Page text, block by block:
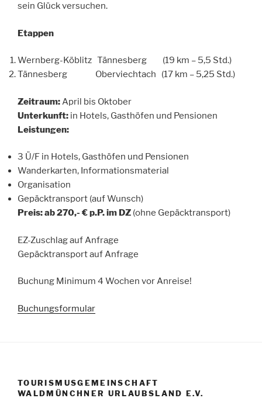
sein Glück versuchen.
Etappen
Wernberg-Köblitz Tännesberg (19 km – 5,5 Std.)
Tännesberg Oberviechtach (17 km – 5,25 Std.)
Zeitraum:April bis Oktober
Unterkunft: in Hotels, Gasthöfen und Pensionen
Leistungen:
3 Ü/F in Hotels, Gasthöfen und Pensionen
Wanderkarten, Informationsmaterial
Organisation
Gepäcktransport (auf Wunsch)
Preis:ab 270,- € p.P.im DZ (ohne Gepäcktransport)
EZ-Zuschlag auf Anfrage
Gepäcktransport auf Anfrage
Buchung Minimum 4 Wochen vor Anreise!
Buchungsformular
TOURISMUSGEMEINSCHAFT
WALDMÜNCHNER URLAUBSLAND E.V.